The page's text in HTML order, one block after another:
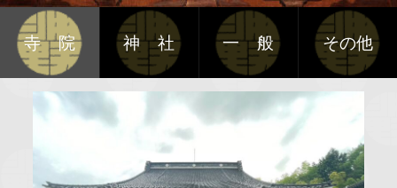
寺院 神社 一般 その他